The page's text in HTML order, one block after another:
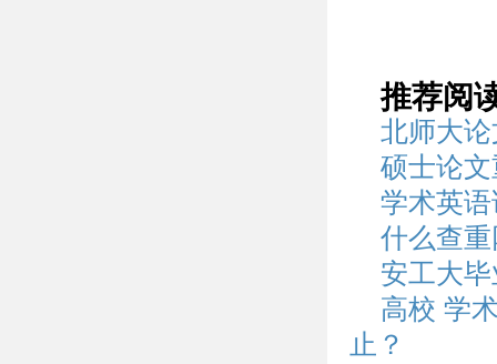
推荐阅
北师大
硕士论
学术英
什么查
安工大
高校 学
止？